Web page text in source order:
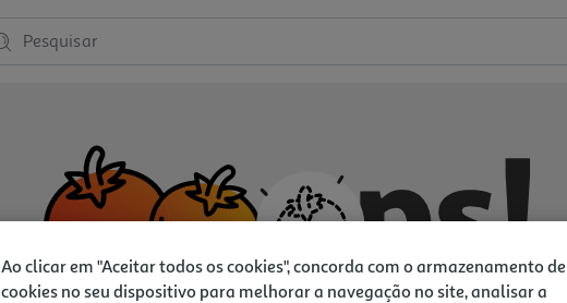
Pesquisar
Ao clicar em "Aceitar todos os cookies", concorda com o armazenamento de
cookies no seu dispositivo para melhorar a navegação no site, analisar a